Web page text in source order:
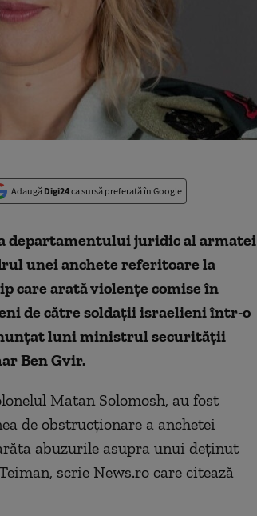
Adaugă Digi24ca sursă preferată în Google
departamentului juridic al armatei
unei anchete referitoare la
care arată violenţe comise în
de către soldaţii israelieni într-o
luni ministrul securităţii
Ben Gvir.
Matan Solomosh, au fost
de obstrucţionare a anchetei
abuzurile asupra unui deţinut
scrie News.ro care citează